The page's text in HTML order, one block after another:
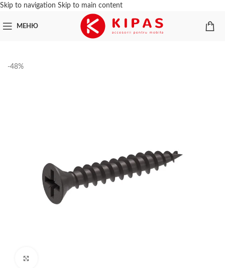
Skip to navigation Skip to main content
МЕНЮ
-48%